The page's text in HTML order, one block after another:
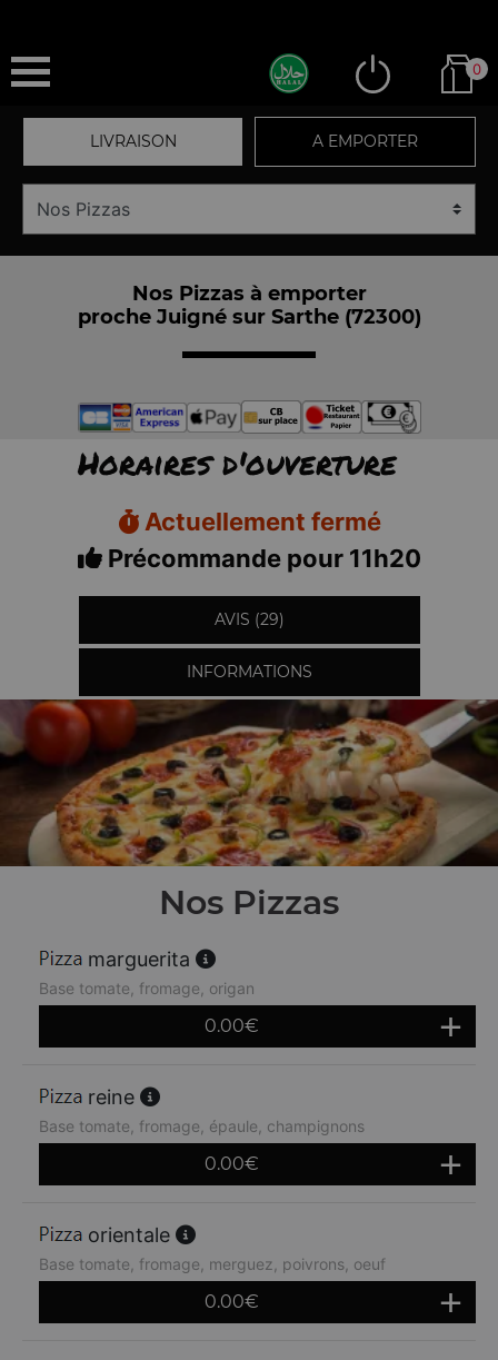
0
LIVRAISON A EMPORTER
Nos Pizzas à emporter
proche Juigné sur Sarthe (72300)
Horaires d'ouverture
Actuellement fermé
Précommande pour 11h20
AVIS (29)
INFORMATIONS
Nos Pizzas
marguerita
Base tomate, fromage, origan
0.00€
reine
Base tomate, fromage, épaule, champignons
0.00€
orientale
Base tomate, fromage, merguez, poivrons, oeuf
0.00€